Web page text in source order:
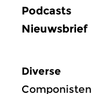
Podcasts
Nieuwsbrief
Diverse
Componisten